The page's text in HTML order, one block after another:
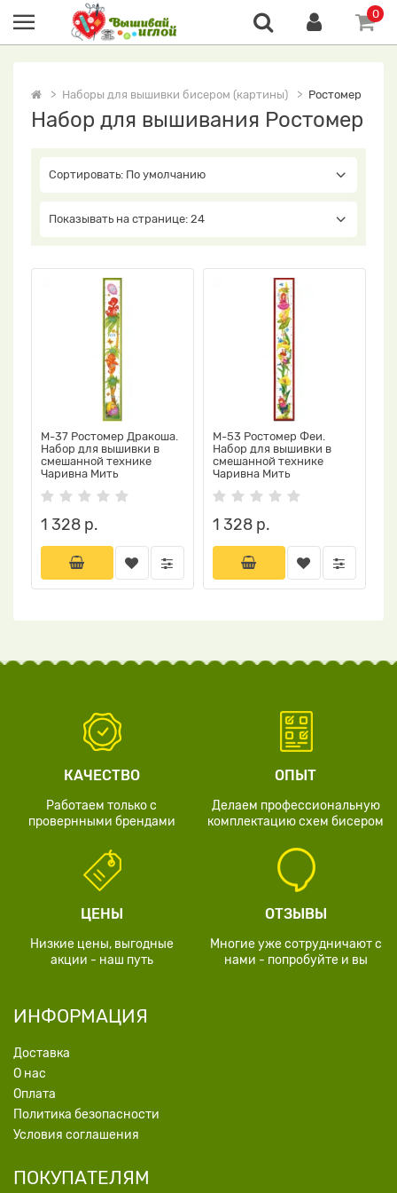
0
Наборы для вышивки бисером (картины) Ростомер
Набор для вышивания Ростомер
Сортировать: По умолчанию
Показывать на странице: 24
М-37 Ростомер Дракоша.
Набор для вышивки в
смешанной технике
Чаривна Мить
1 328 р.
М-53 Ростомер Феи.
Набор для вышивки в
смешанной технике
Чаривна Мить
1 328 р.
КАЧЕСТВО
Работаем только с
провернными брендами
ОПЫТ
Делаем профессиональную
комплектацию схем бисером
ЦЕНЫ
Низкие цены, выгодные
акции - наш путь
ОТЗЫВЫ
Многие уже сотрудничают с
нами - попробуйте и вы
ИНФОРМАЦИЯ
Доставка
О нас
Оплата
Политика безопасности
Условия соглашения
ПОКУПАТЕЛЯМ